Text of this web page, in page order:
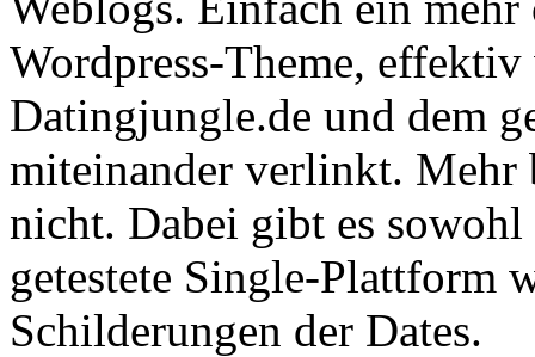
Wordpress-Theme,
Datingjungle.de und dem
miteinander verlinkt. Mehr
nicht. Dabei gibt es
getestete Single-Plattform
Schilderungen der Dates.